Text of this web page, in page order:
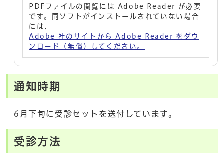
PDFファイルの閲覧には Adobe Reader が必要
です。同ソフトがインストールされていない場合
には、
Adobe 社のサイトから Adobe Reader をダウ
ンロード（無償）してください。
通知時期
6月下旬に受診セットを送付しています。
受診方法